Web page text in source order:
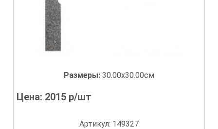
Размеры: 30.00x30.00см
Цена: 2015 р/шт
Артикул: 149327